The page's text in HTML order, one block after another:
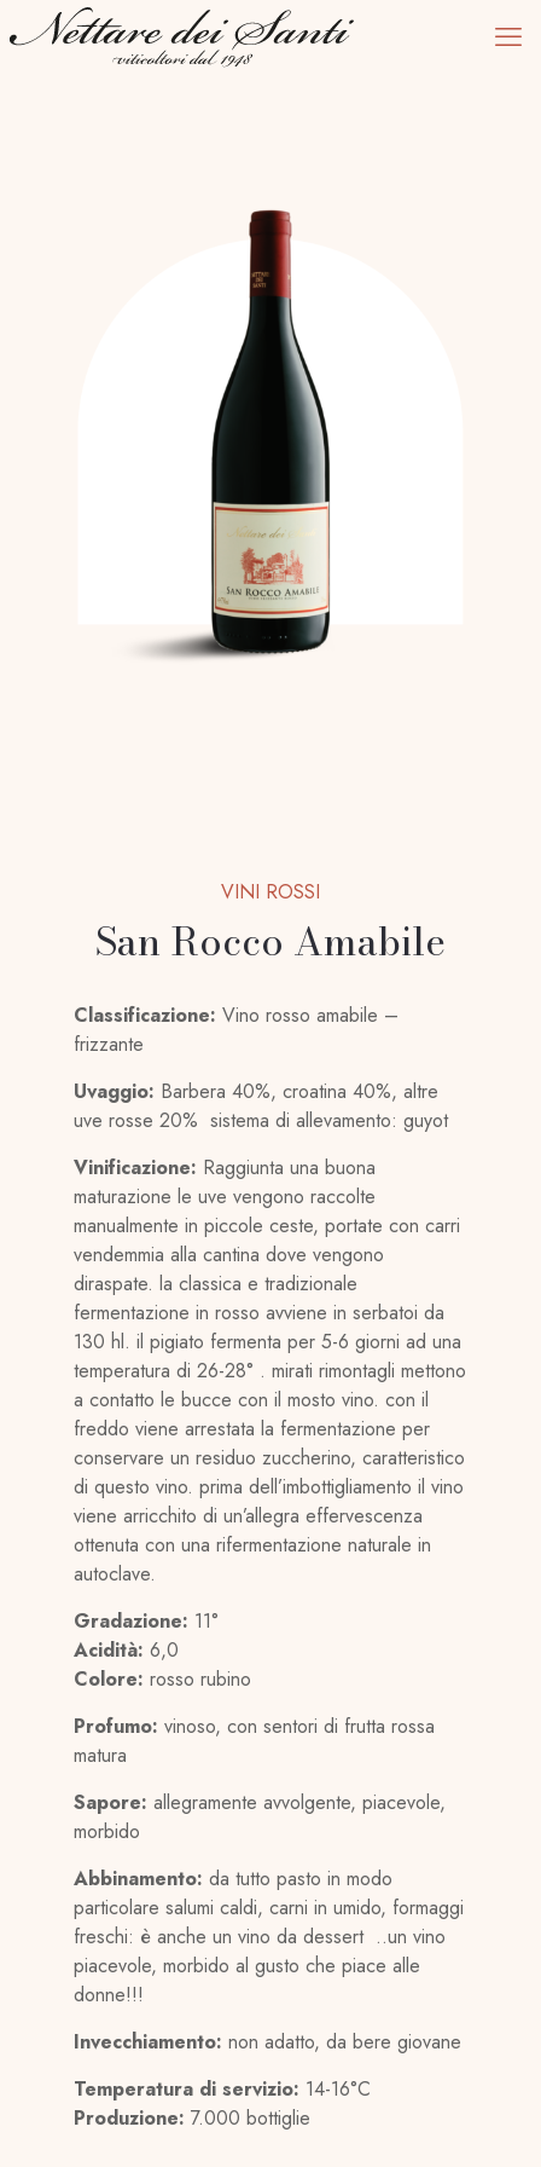
VINI ROSSI
San Rocco Amabile
Classificazione: Vino rosso amabile –
frizzante
Uvaggio: Barbera 40%, croatina 40%, altre
uve rosse 20% sistema di allevamento: guyot
Vinificazione: Raggiunta una buona
maturazione le uve vengono raccolte
manualmente in piccole ceste, portate con carri
vendemmia alla cantina dove vengono
diraspate. la classica e tradizionale
fermentazione in rosso avviene in serbatoi da
130 hl. il pigiato fermenta per 5-6 giorni ad una
temperatura di 26-28° . mirati rimontagli mettono
a contatto le bucce con il mosto vino. con il
freddo viene arrestata la fermentazione per
conservare un residuo zuccherino, caratteristico
di questo vino. prima dell’imbottigliamento il vino
viene arricchito di un’allegra effervescenza
ottenuta con una rifermentazione naturale in
autoclave.
Gradazione: 11°
Acidità: 6,0
Colore: rosso rubino
Profumo: vinoso, con sentori di frutta rossa
matura
Sapore:allegramente avvolgente, piacevole,
morbido
Abbinamento:da tutto pasto in modo
particolare salumi caldi, carni in umido, formaggi
freschi: è anche un vino da dessert ..un vino
piacevole, morbido al gusto che piace alle
donne!!!
Invecchiamento: non adatto, da bere giovane
Temperatura di servizio: 14-16°C
Produzione: 7.000 bottiglie